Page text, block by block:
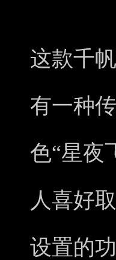
这款千
有一种
色“星夜
人喜好
设置的